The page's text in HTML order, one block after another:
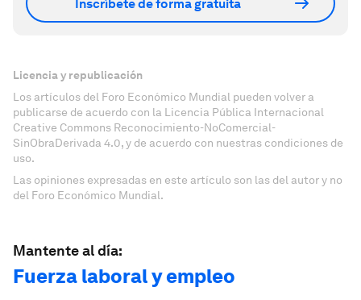
Inscríbete de forma gratuita
Licencia y republicación
Los artículos del Foro Económico Mundial pueden volver a
publicarse de acuerdo con la Licencia Pública Internacional
Creative Commons Reconocimiento-NoComercial-
SinObraDerivada 4.0, y de acuerdo con nuestras condiciones de
uso.
Las opiniones expresadas en este artículo son las del autor y no
del Foro Económico Mundial.
Mantente al día:
Fuerza laboral y empleo